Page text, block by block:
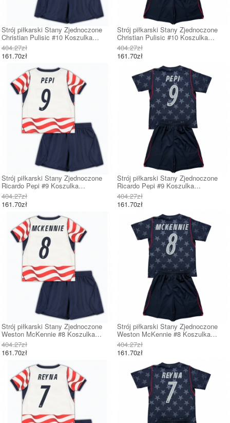
Strój piłkarski Stany Zjednoczone
Christian Pulisic #10 Koszulka
Podstawowej dziecięce MŚ 2026
Krótki Rękaw (+ Krótkie spodenki)
404.27zł
161.70zł
Strój piłkarski Stany Zjednoczone
Christian Pulisic #10 Koszulka
Wyjazdowej dziecięce MŚ 2026
Krótki Rękaw (+ Krótkie spodenki)
404.27zł
161.70zł
Strój piłkarski Stany Zjednoczone
Ricardo Pepi #9 Koszulka
Podstawowej dziecięce MŚ 2026
Krótki Rękaw (+ Krótkie spodenki)
404.27zł
161.70zł
Strój piłkarski Stany Zjednoczone
Ricardo Pepi #9 Koszulka
Wyjazdowej dziecięce MŚ 2026
Krótki Rękaw (+ Krótkie spodenki)
404.27zł
161.70zł
Strój piłkarski Stany Zjednoczone
Weston McKennie #8 Koszulka
Podstawowej dziecięce MŚ 2026
Krótki Rękaw (+ Krótkie spodenki)
404.27zł
161.70zł
Strój piłkarski Stany Zjednoczone
Weston McKennie #8 Koszulka
Wyjazdowej dziecięce MŚ 2026
Krótki Rękaw (+ Krótkie spodenki)
404.27zł
161.70zł